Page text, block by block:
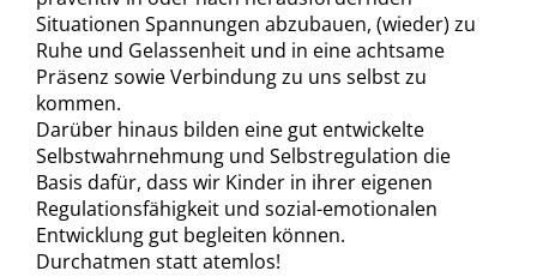
Situationen Spannungen abzubauen, (wieder) zu
Ruhe und Gelassenheit und in eine achtsame
Präsenz sowie Verbindung zu uns selbst zu
kommen.
Darüber hinaus bilden eine gut entwickelte
Selbstwahrnehmung und Selbstregulation die
Basis dafür, dass wir Kinder in ihrer eigenen
Regulationsfähigkeit und sozial-emotionalen
Entwicklung gut begleiten können.
Durchatmen statt atemlos!